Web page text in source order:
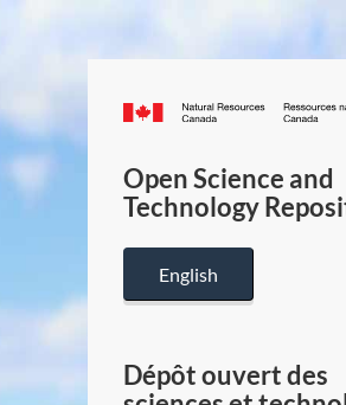
Canada.ca
Open Science and
Technology
English
Dépôt ouvert des